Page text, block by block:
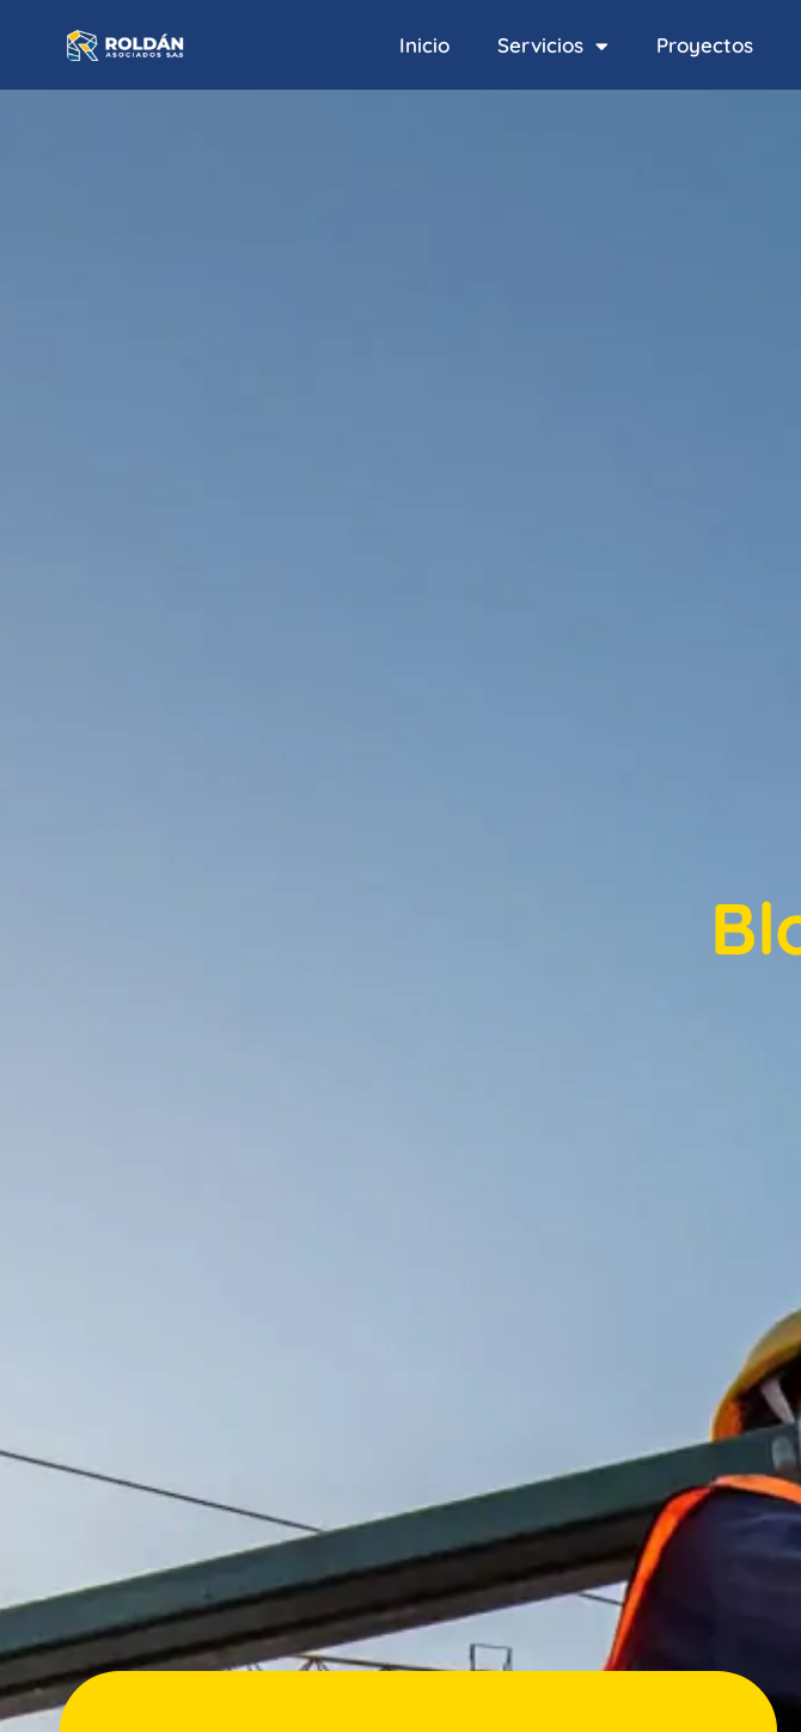
Inicio Servicios Proyectos